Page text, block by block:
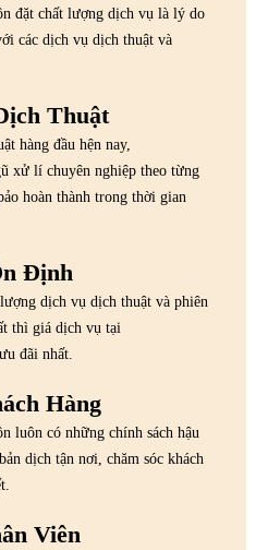
đặt chất lượng dịch vụ là lý do
các dịch vụ dịch thuật và
Thuật
hàng đầu hện nay,
xử lí chuyên nghiệp theo từng
hoàn thành trong thời gian
Định
dịch vụ dịch thuật và phiên
thì giá dịch vụ tại
đãi nhất.
Hàng
luôn có những chính sách hậu
dịch tận nơi, chăm sóc khách
Viên